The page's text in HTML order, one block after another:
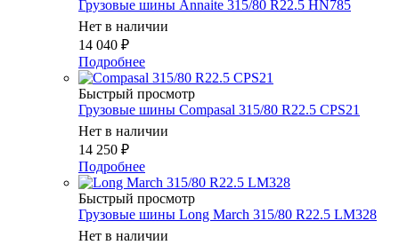
Грузовые шины Annaite 315/80 R22.5 HN785
Нет в наличии
14 040 ₽
Подробнее
Быстрый просмотр
Грузовые шины Compasal 315/80 R22.5 CPS21
Нет в наличии
14 250 ₽
Подробнее
Быстрый просмотр
Грузовые шины Long March 315/80 R22.5 LM328
Нет в наличии